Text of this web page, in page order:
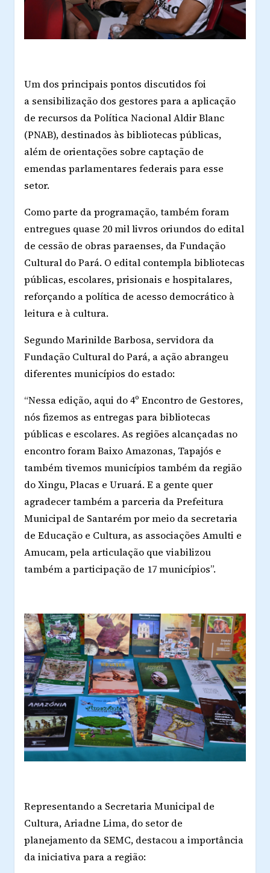
Um dos principais pontos discutidos foi
a sensibilização dos gestores para a aplicação
de recursos da Política Nacional Aldir Blanc
(PNAB), destinados às bibliotecas públicas,
além de orientações sobre captação de
emendas parlamentares federais para esse
setor.
Como parte da programação, também foram
entregues quase 20 mil livros oriundos do edital
de cessão de obras paraenses, da Fundação
Cultural do Pará. O edital contempla bibliotecas
públicas, escolares, prisionais e hospitalares,
reforçando a política de acesso democrático à
leitura e à cultura.
Segundo Marinilde Barbosa, servidora da
Fundação Cultural do Pará, a ação abrangeu
diferentes municípios do estado:
“Nessa edição, aqui do 4º Encontro de Gestores,
nós fizemos as entregas para bibliotecas
públicas e escolares. As regiões alcançadas no
encontro foram Baixo Amazonas, Tapajós e
também tivemos municípios também da região
do Xingu, Placas e Uruará. E a gente quer
agradecer também a parceria da Prefeitura
Municipal de Santarém por meio da secretaria
de Educação e Cultura, as associações Amulti e
Amucam, pela articulação que viabilizou
também a participação de 17 municípios”.
Representando a Secretaria Municipal de
Cultura, Ariadne Lima, do setor de
planejamento da SEMC, destacou a importância
da iniciativa para a região: